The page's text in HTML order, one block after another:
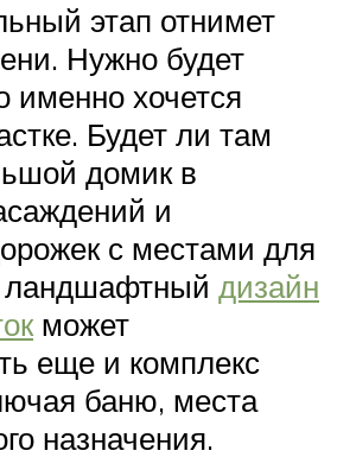
этап отнимет
Нужно будет
именно хочется
Будет ли там
домик в
и
с местами для
ландшафтный дизайн
может
еще и комплекс
баню, места
назначения.